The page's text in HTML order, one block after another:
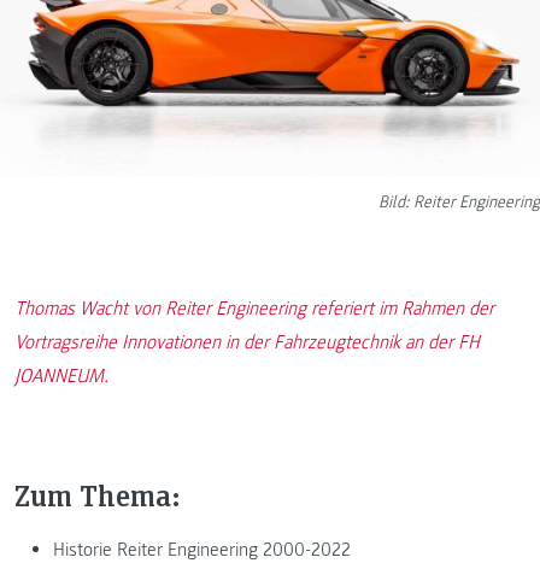
Bild: Reiter Engineering
Thomas Wacht von Reiter Engineering referiert im Rahmen der
Vortragsreihe Innovationen in der Fahrzeugtechnik an der FH
JOANNEUM.
Zum Thema:
Historie Reiter Engineering 2000-2022